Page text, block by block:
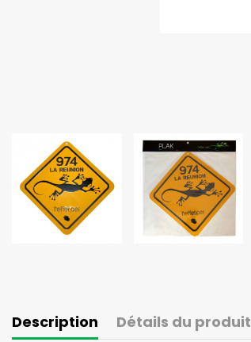
Description Détails du produit